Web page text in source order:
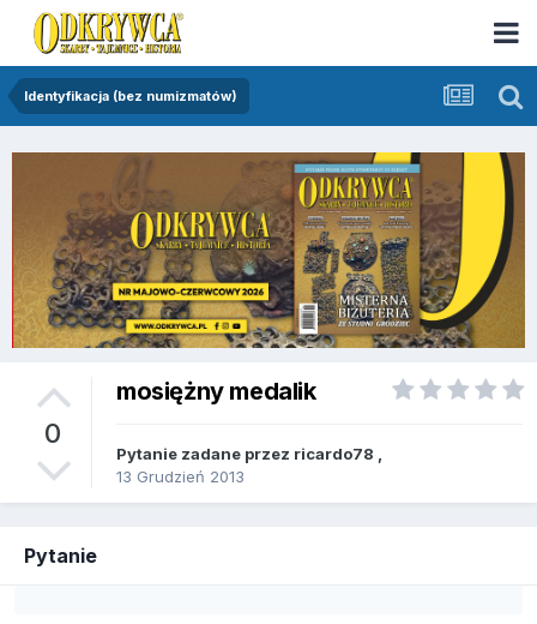
Identyfikacja (bez numizmatów)
0
mosiężny medalik
Pytanie zadane przez ricardo78
13 Grudzień 2013
Pytanie